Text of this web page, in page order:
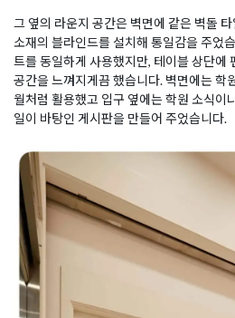
그 옆의 라운지 공간은 벽면에 같은 벽돌
소재의 블라인드를 설치해 통일감을 주었
트를 동일하게 사용했지만, 테이블 상단에
공간을 느껴지게끔 했습니다. 벽면에는 학
월처럼 활용했고 입구 옆에는 학원 소식이
일이 바탕인 게시판을 만들어 주었습니다.